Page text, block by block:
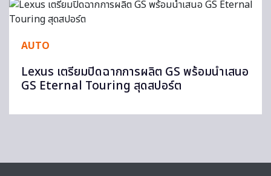
AUTO
Lexus เตรียมปิดฉากการผลิต GS พร้อมนำเสนอ
GS Eternal Touring สุดสปอร์ต